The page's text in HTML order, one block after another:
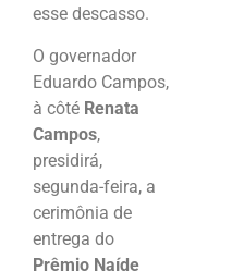
esse descasso.
O governador
Eduardo Campos,
à côté Renata
Campos,
presidirá,
segunda-feira, a
cerimônia de
entrega do
Prêmio Naíde